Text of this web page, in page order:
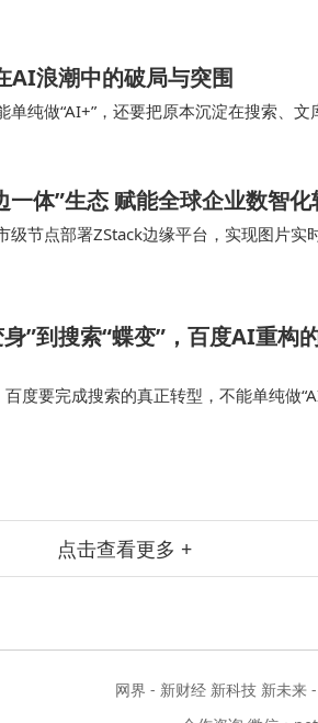
得跨平台的云计算服务像安装标准软件
AI浪潮中的破局与突围
纯做“AI+”，还要把原本沉淀在搜索、
样是一道待破解的难题。360、夸克等
体”生态 赋能全球企业数智化
节点部署ZStack边缘平台，实现图片实
侧部署阿里云中心云，汇聚关键数据进
”到搜索“蝶变”，百度AI重构
度要完成搜索的真正转型，不能单纯做
。360、夸克等传统搜索产…
点击查看更多 +
网界 - 新财经 新科技 新未来